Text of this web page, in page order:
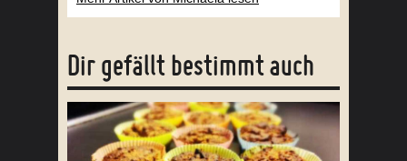
Dir gefällt bestimmt auch